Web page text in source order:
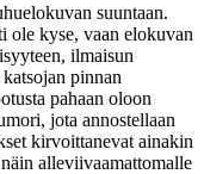
suuntaan.
ole kyse, vaan elokuvan
ilmaisun
pinnan
pahaan oloon
jota annostellaan
kirvoittanevat ainakin
alleviivaamattomalle